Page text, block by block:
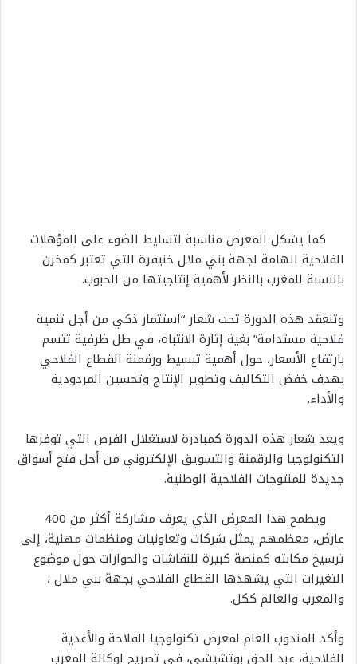
كما يشكل المعرض مناسبة لتسليط الضوء على المؤهلات
الفلاحية الهامة لجهة بني ملال خنيفرة التي تعتبر كمخزن
بالنسبة للمغرب بالنظر لأهمية إنتاجيتها من الحبوب.
وتنعقد هذه الدورة تحت شعار “استثمار ذكي من أجل تنمية
فلاحية مستدامة” بغية إثارة الانتباه، في ظل ظرفية تتسم
بارتفاع الأسعار، حول أهمية تبسيط ورقمنة القطاع الفلاحي
بهدف خفض التكاليف وتطوير الإنتاج وتحسين المردودية
والأداء.
ويعد شعار هذه الدورة كمبادرة لاستغلال الفرص التي توفرها
التكنولوجيا والرقمنة والتسويق الإلكتروني من أجل فتح أسواق
جديدة للمنتوجات الفلاحية الوطنية.
ويطمح هذا المعرض الذي يعرف مشاركة أكثر من 400
عارض، معظمهم يمثل شركات وتعاونيات ومنظمات مهنية، إلى
ترسيخ مكانته كمنصة كبيرة للنقاشات والحوارات حول موضوع
التغيرات التي يشهدها القطاع الفلاحي بجهة بني ملال ،
والمغرب والعالم ككل.
وأكد المندوب العام لمعرض تكنولوجيا الفلاحة والأغذية
الفلاحية، عبد الحق بوتشيشي، في تصريح لوكالة المغرب